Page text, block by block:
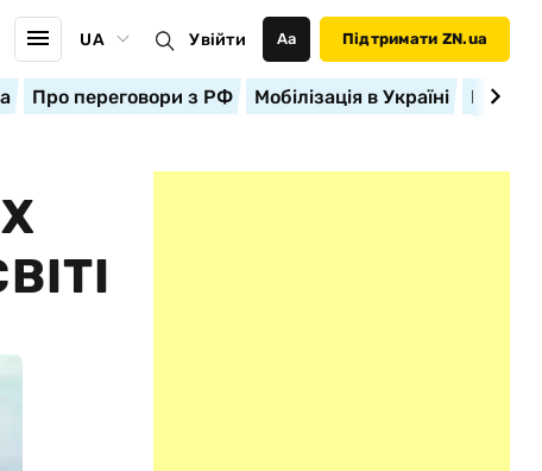
UA Увійти Аа Підтримати ZN.ua
Про переговори з РФ Мобілізація в Україні